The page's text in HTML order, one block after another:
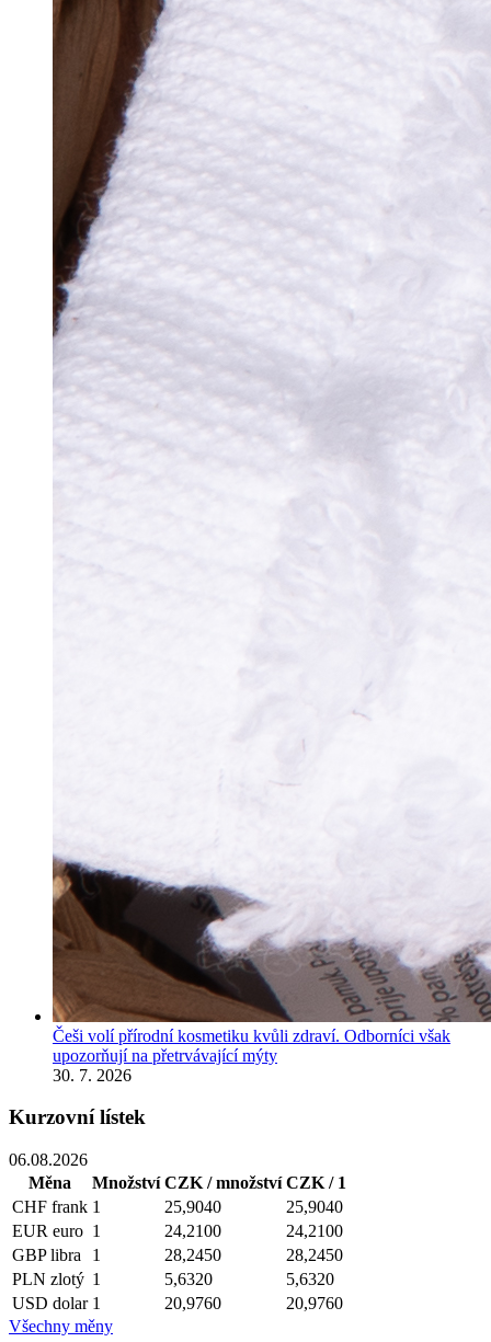
Češi volí přírodní kosmetiku kvůli zdraví. Odborníci však
upozorňují na přetrvávající mýty
30. 7. 2026
Kurzovní lístek
06.08.2026
Měna
Množství CZK / množství CZK / 1
CHF frank 1 25,9040
25,9040
EUR euro 1 24,2100
24,2100
GBP libra 1 28,2450
28,2450
PLN zlotý 1 5,6320
5,6320
USD dolar 1 20,9760
20,9760
Všechny měny